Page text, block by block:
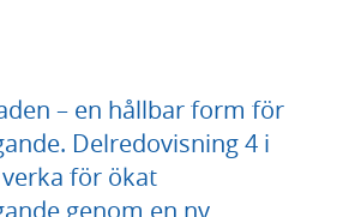
– en hållbar form för
Delredovisning 4 i
för ökat